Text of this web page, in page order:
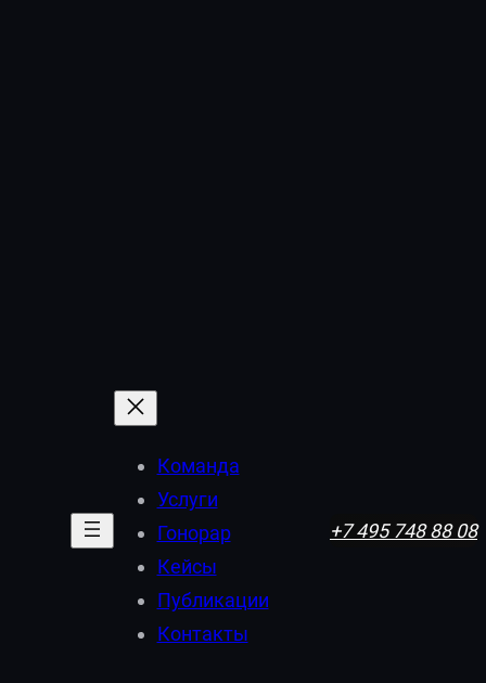
Команда
Услуги
Гонорар
Кейсы
Публикации
Контакты
+7 495 748 88 08